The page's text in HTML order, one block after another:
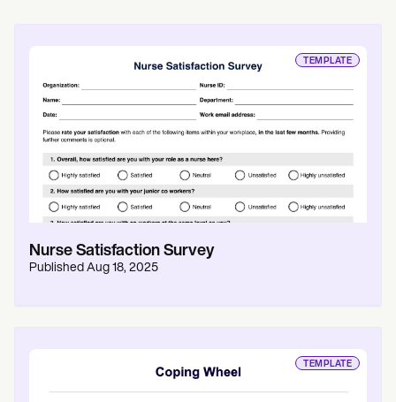
TEMPLATE
Nurse Satisfaction Survey
Published Aug 18, 2025
TEMPLATE